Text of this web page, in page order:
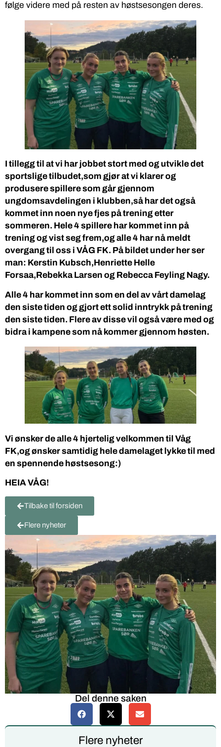
følge videre med på resten av høstsesongen deres.
I tillegg til at vi har jobbet stort med og utvikle det
sportslige tilbudet,som gjør at vi klarer og
produsere spillere som går gjennom
ungdomsavdelingen i klubben,så har det også
kommet inn noen nye fjes på trening etter
sommeren. Hele 4 spillere har kommet inn på
trening og vist seg frem,og alle 4 har nå meldt
overgang til oss i VÅG FK. På bildet under her ser
man: Kerstin Kubsch,Henriette Helle
Forsaa,Rebekka Larsen og Rebecca Feyling Nagy.
Alle 4 har kommet inn som en del av vårt damelag
den siste tiden og gjort ett solid inntrykk på trening
den siste tiden. Flere av disse vil også være med og
bidra i kampene som nå kommer gjennom høsten.
Vi ønsker de alle 4 hjertelig velkommen til Våg
FK,og ønsker samtidig hele damelaget lykke til med
en spennende høstsesong:)
HEIA VÅG!
Tilbake til forsiden
Flere nyheter
Del denne saken
Flere nyheter